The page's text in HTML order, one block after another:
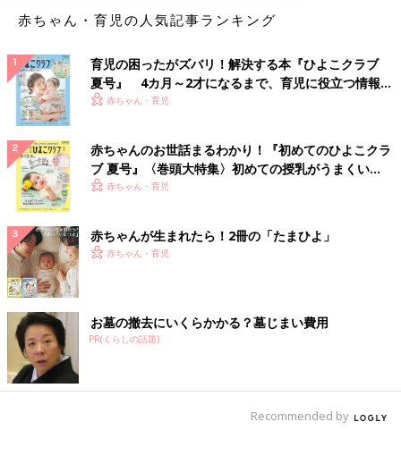
赤ちゃん・育児の人気記事ランキング
育児の困ったがズバリ！解決する本『ひよこクラブ
夏号』 4カ月～2才になるまで、育児に役立つ情報が
いっぱい！
赤ちゃん・育児
赤ちゃんのお世話まるわかり！『初めてのひよこクラ
ブ 夏号』〈巻頭大特集〉初めての授乳がうまくい
く！ おっぱい・ミルクの基本と夏のトラブル 解決テ
赤ちゃん・育児
赤ちゃんが生まれたら！2冊の「たまひよ」
赤ちゃん・育児
お墓の撤去にいくらかかる？墓じまい費用
PR(くらしの話題)
Recommended by